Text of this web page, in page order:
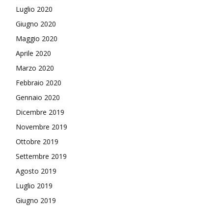
Luglio 2020
Giugno 2020
Maggio 2020
Aprile 2020
Marzo 2020
Febbraio 2020
Gennaio 2020
Dicembre 2019
Novembre 2019
Ottobre 2019
Settembre 2019
Agosto 2019
Luglio 2019
Giugno 2019